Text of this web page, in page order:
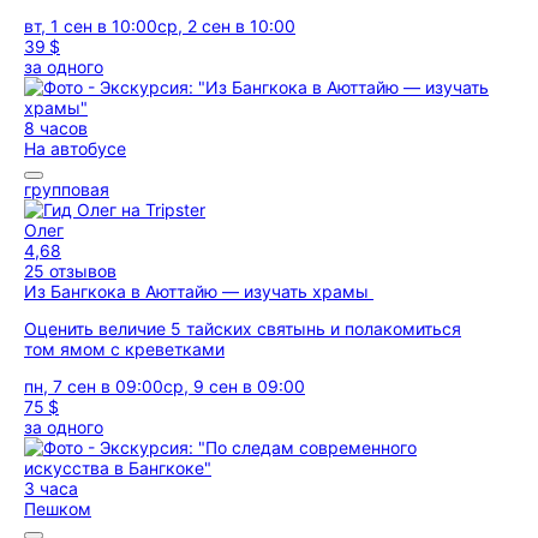
вт, 1 сен в 10:00ср, 2 сен в 10:00
39 $
за одного
8 часов
На автобусе
групповая
Олег
4,68
25 отзывов
Из Бангкока в Аюттайю — изучать храмы
Оценить величие 5 тайских святынь и полакомиться
том ямом с креветками
пн, 7 сен в 09:00ср, 9 сен в 09:00
75 $
за одного
3 часа
Пешком